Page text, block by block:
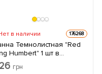
в наличии 176268
Темнолистная "Red
Humbert" 1 шт в
грн